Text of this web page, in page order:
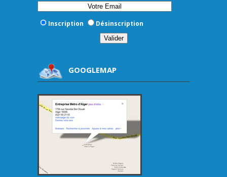
Inscription Désinscription
GOOGLEMAP